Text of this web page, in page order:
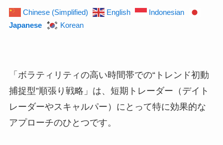
Chinese (Simplified) English
Indonesian
Japanese
Korean
「ボラティリティの高い時間帯での“トレンド初動
捕捉型”順張り戦略」は、短期トレーダー（デイト
レーダーやスキャルパー）にとって特に効果的な
アプローチのひとつです。